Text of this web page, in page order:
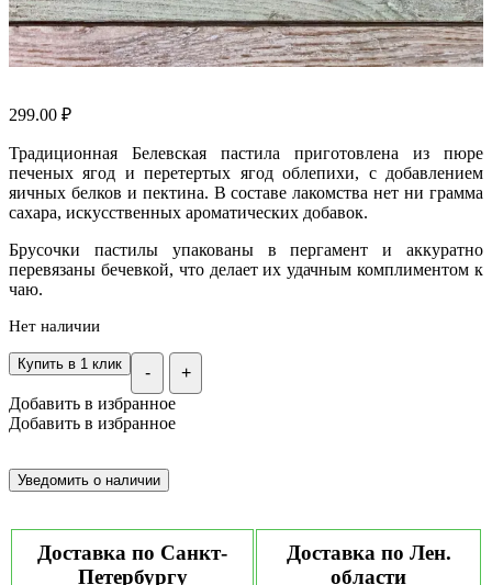
299.00 ₽
Традиционная Белевская пастила приготовлена из пюре
печеных ягод и перетертых ягод облепихи, с добавлением
яичных белков и пектина. В составе лакомства нет ни грамма
сахара, искусственных ароматических добавок.
Брусочки пастилы упакованы в пергамент и аккуратно
перевязаны бечевкой, что делает их удачным комплиментом к
чаю.
Нет наличии
- +
Купить в 1 клик
Добавить в избранное
Добавить в избранное
Доставка по Санкт-
Петербургу
Доставка по Лен.
области